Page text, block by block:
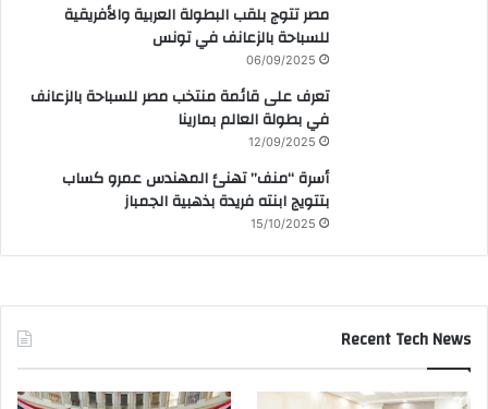
مصر تتوج بلقب البطولة العربية والأفريقية
للسباحة بالزعانف في تونس
06/09/2025
تعرف على قائمة منتخب مصر للسباحة بالزعانف
في بطولة العالم بمارينا
12/09/2025
أسرة “منف” تهنئ المهندس عمرو كساب
بتتويج ابنته فريدة بذهبية الجمباز
15/10/2025
Recent Tech News